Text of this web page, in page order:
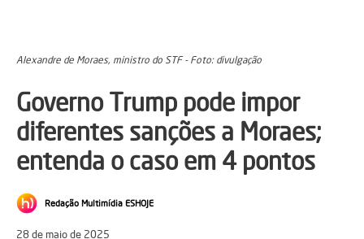
Alexandre de Moraes, ministro do STF - Foto: divulgação
Governo Trump pode impor
diferentes sanções a Moraes;
entenda o caso em 4 pontos
Redação Multimídia ESHOJE
28 de maio de 2025